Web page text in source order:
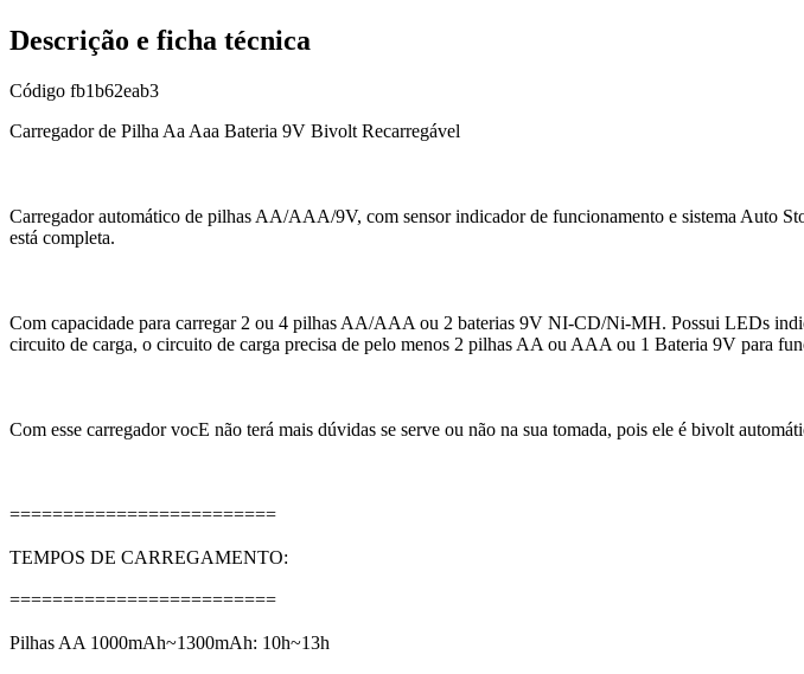
Descrição e ficha técnica
Código fb1b62eab3
Carregador de Pilha Aa Aaa Bateria 9V Bivolt Recarregável
Carregador automático de pilhas AA/AAA/9V, com sensor indicador de funcionamento e sistema Auto
está completa.
Com capacidade para carregar 2 ou 4 pilhas AA/AAA ou 2 baterias 9V NI-CD/Ni-MH. Possui LEDs
circuito de carga, o circuito de carga precisa de pelo menos 2 pilhas AA ou AAA ou 1 Bateria 9V para
Com esse carregador vocE não terá mais dúvidas se serve ou não na sua tomada, pois ele é bivolt
=========================
TEMPOS DE CARREGAMENTO:
=========================
Pilhas AA 1000mAh~1300mAh: 10h~13h